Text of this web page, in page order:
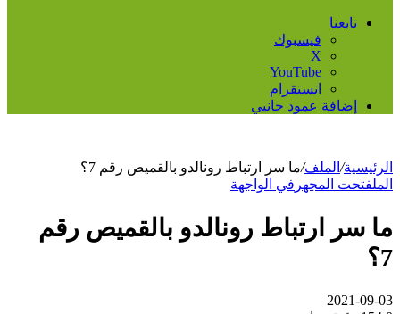
تابعنا
فيسبوك
‫X
‫YouTube
انستقرام
إضافة عمود جانبي
الرئيسية/ الملف/ما سر ارتباط رونالدو بالقميص رقم 7؟
الملفتحت المجهر في الواجهة
ما سر ارتباط رونالدو بالقميص رقم
7؟
2021-09-03